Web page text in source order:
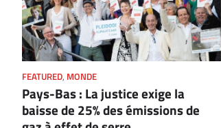
FEATURED, MONDE
Pays-Bas : La justice exige la
baisse de 25% des émissions de